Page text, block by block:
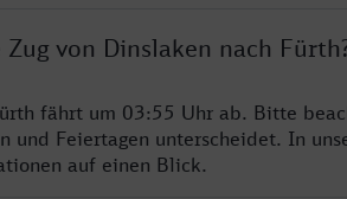
von Dinslaken nach
fährt um 03:55 Uhr ab. Bitte
und Feiertagen unterscheidet. In
auf einen Blick.